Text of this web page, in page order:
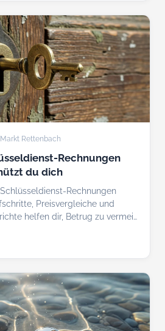
Markt Rettenbach
Rechnungen
du dich
Rechnungen
Preisvergleiche und
helfen dir, Betrug zu vermei…